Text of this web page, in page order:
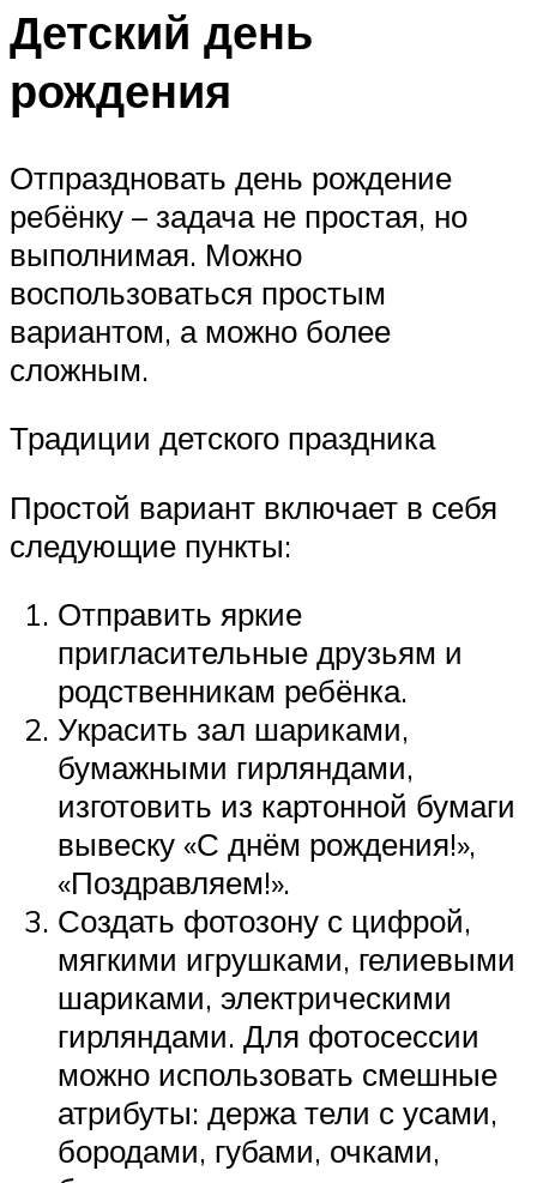
Детский день
рождения
Отпраздновать день рождение
ребёнку – задача не простая, но
выполнимая. Можно
воспользоваться простым
вариантом, а можно более
сложным.
Традиции детского праздника
Простой вариант включает в себя
следующие пункты:
Отправить яркие
пригласительные друзьям и
родственникам ребёнка.
Украсить зал шариками,
бумажными гирляндами,
изготовить из картонной бумаги
вывеску «С днём рождения!»,
«Поздравляем!».
Создать фотозону с цифрой,
мягкими игрушками, гелиевыми
шариками, электрическими
гирляндами. Для фотосессии
можно использовать смешные
атрибуты: держа тели с усами,
бородами, губами, очками,